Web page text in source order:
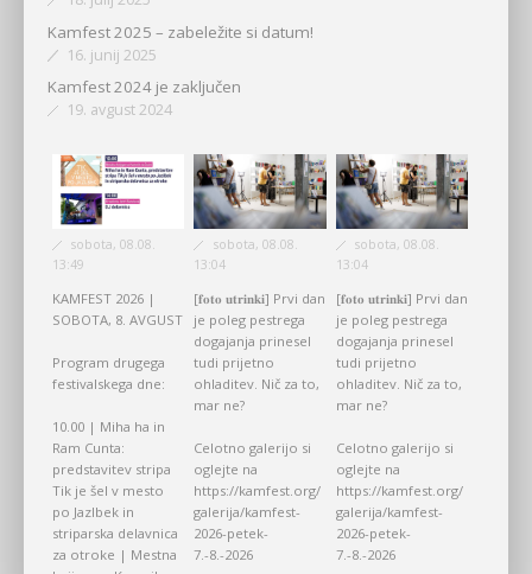
Kamfest 2025 – zabeležite si datum!
16. junij 2025
Kamfest 2024 je zaključen
19. avgust 2024
sobota, 08.08.
13:49
KAMFEST 2026 |
SOBOTA, 8. AVGUST
Program drugega
festivalskega dne:
10.00 | Miha ha in
Ram Cunta:
predstavitev stripa
Tik je šel v mesto
po Jazlbek in
striparska delavnica
za otroke | Mestna
sobota, 08.08.
13:04
[𝐟𝐨𝐭𝐨 𝐮𝐭𝐫𝐢𝐧𝐤𝐢] Prvi dan
je poleg pestrega
dogajanja prinesel
tudi prijetno
ohladitev. Nič za to,
mar ne?
Celotno galerijo si
oglejte na
https://kamfest.org/
galerija/kamfest-
2026-petek-
7.-8.-2026
sobota, 08.08.
13:04
[𝐟𝐨𝐭𝐨 𝐮𝐭𝐫𝐢𝐧𝐤𝐢] Prvi dan
je poleg pestrega
dogajanja prinesel
tudi prijetno
ohladitev. Nič za to,
mar ne?
Celotno galerijo si
oglejte na
https://kamfest.org/
galerija/kamfest-
2026-petek-
7.-8.-2026